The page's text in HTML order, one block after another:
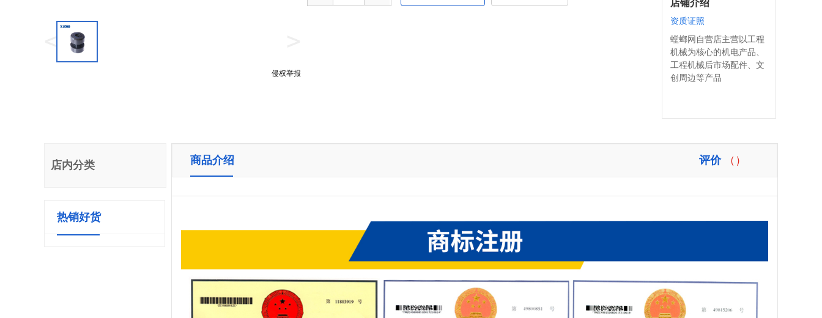
侵权举报
店铺介绍
资质证照
螳螂网自营店主营以工程
机械为核心的机电产品、
工程机械后市场配件、文
创周边等产品
店内分类
热销好货
商品介绍 评价 （）